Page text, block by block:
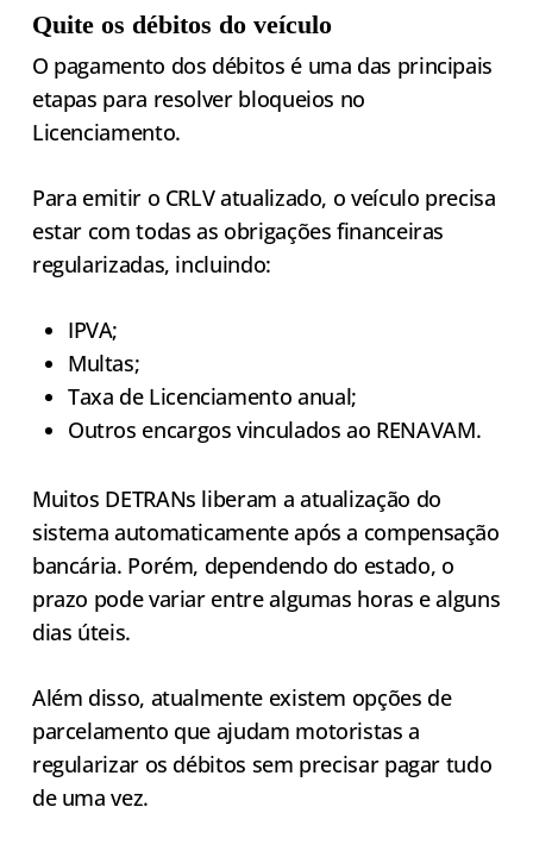
Quite os débitos do veículo
O pagamento dos débitos é uma das principais
etapas para resolver bloqueios no
Licenciamento.
Para emitir o CRLV atualizado, o veículo precisa
estar com todas as obrigações financeiras
regularizadas, incluindo:
IPVA;
Multas;
Taxa de Licenciamento anual;
Outros encargos vinculados ao RENAVAM.
Muitos DETRANs liberam a atualização do
sistema automaticamente após a compensação
bancária. Porém, dependendo do estado, o
prazo pode variar entre algumas horas e alguns
dias úteis.
Além disso, atualmente existem opções de
parcelamento que ajudam motoristas a
regularizar os débitos sem precisar pagar tudo
de uma vez.